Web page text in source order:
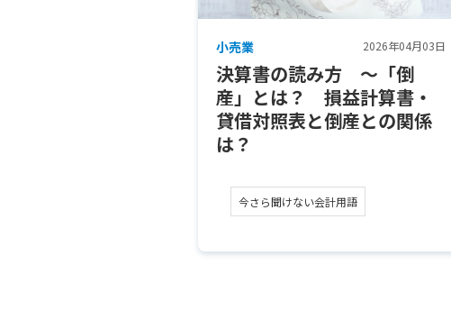
小売業 2026年04月03日
決算書の読み方 ～「倒
産」とは？ 損益計算書・
貸借対照表と倒産との関係
は？
今さら聞けない会計用語